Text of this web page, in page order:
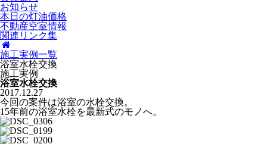
お知らせ
本日の灯油価格
不動産空室情報
関連リンク集
施工実例一覧
浴室水栓交換
施工実例
浴室水栓交換
2017.12.27
今回の案件は浴室の水栓交換。
15年前の浴室水栓を最新式のモノへ。